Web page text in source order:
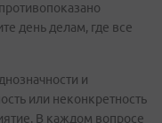
день делам, где все
и
или неконкретность
В каждом вопросе